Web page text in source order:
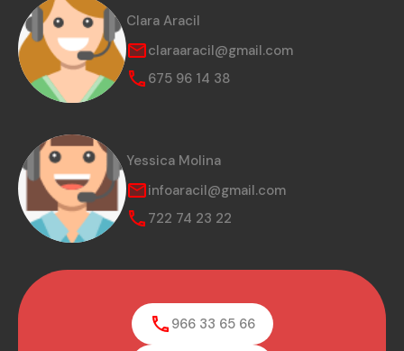
Clara Aracil
claraaracil@gmail.com
675 96 14 38
Yessica Molina
infoaracil@gmail.com
722 74 23 22
966 33 65 66